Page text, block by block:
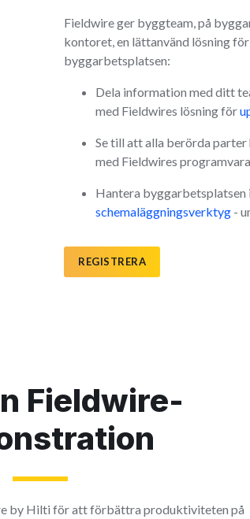
Fieldwire ger byggteam, på
kontoret, en lättanvänd lösning
byggarbetsplatsen:
Dela information med ditt
med Fieldwires lösning för
Se till att alla berörda parter
med Fieldwires programvara
Hantera byggarbetsplatsen
schemaläggningsverktyg -
REGISTRERA
Fieldwire-
by Hilti för att förbättra produktiviteten på